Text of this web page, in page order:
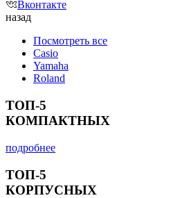
Вконтакте
назад
Посмотреть все
Casio
Yamaha
Roland
ТОП-5
КОМПАКТНЫХ
подробнее
ТОП-5
КОРПУСНЫХ